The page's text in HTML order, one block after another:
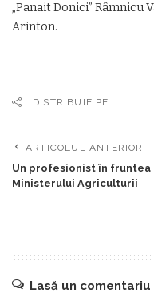
„Panait Donici” Râmnicu
Arinton.
DISTRIBUIE PE
ARTICOLUL ANTERIOR
Un profesionist în fruntea
Ministerului Agriculturii
Lasă un comentariu